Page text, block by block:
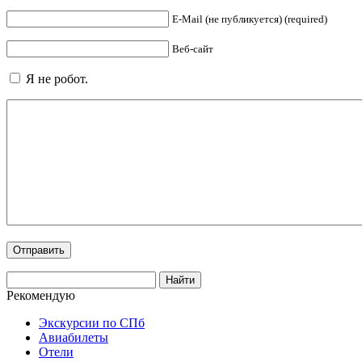
E-Mail (не публикуется) (required)
Веб-сайт
Я не робот.
Рекомендую
Экскурсии по СПб
Авиабилеты
Отели